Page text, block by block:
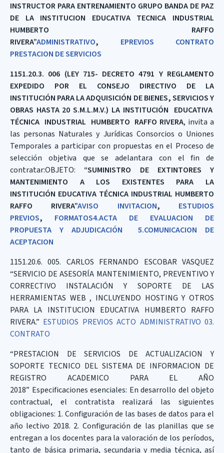
INSTRUCTOR PARA ENTRENAMIENTO GRUPO BANDA DE PAZ
DE LA INSTITUCION EDUCATIVA TECNICA INDUSTRIAL
HUMBERTO RAFFO
RIVERA”ADMINISTRATIVO, EPREVIOS
CONTRATO
PRESTACION DE SERVICIOS
1151.20.3. 006 (LEY 715- DECRETO 4791 Y REGLAMENTO
EXPEDIDO POR EL CONSEJO DIRECTIVO DE LA
INSTITUCIÓN PARA LA ADQUISICIÓN DE BIENES, SERVICIOS Y
OBRAS HASTA 20 S.M.L.M.V.) LA INSTITUCIÓN EDUCATIVA
TÉCNICA INDUSTRIAL HUMBERTO RAFFO RIVERA, invita a
las personas Naturales y Jurídicas Consorcios o Uniones
Temporales a participar con propuestas en el Proceso de
selección objetiva que se adelantara con el fin de
contratar:OBJETO: “SUMINISTRO DE EXTINTORES Y
MANTENIMIENTO A LOS EXISTENTES PARA LA
INSTITUCIÓN EDUCATIVA TÉCNICA INDUSTRIAL HUMBERTO
RAFFO RIVERA”AVISO INVITACION, ESTUDIOS
PREVIOS, FORMATOS4.ACTA DE EVALUACION DE
PROPUESTA Y ADJUDICACIÓN
5.COMUNICACION DE
ACEPTACION
1151.20.6. 005. CARLOS FERNANDO ESCOBAR VASQUEZ
“SERVICIO DE ASESORÍA MANTENIMIENTO, PREVENTIVO Y
CORRECTIVO INSTALACIÓN Y SOPORTE DE LAS
HERRAMIENTAS WEB , INCLUYENDO HOSTING Y OTROS
PARA LA INSTITUCION EDUCATIVA HUMBERTO RAFFO
RIVERA.” ESTUDIOS PREVIOS ACTO ADMINISTRATIVO 03.
CONTRATO
“PRESTACION DE SERVICIOS DE ACTUALIZACION Y
SOPORTE TECNICO DEL SISTEMA DE INFORMACION DE
REGISTRO ACADEMICO PARA EL AÑO
2018” Especificaciones esenciales: En desarrollo del objeto
contractual, el contratista realizará las siguientes
obligaciones: 1. Configuración de las bases de datos para el
año lectivo 2018. 2. Configuración de las planillas que se
entregan a los docentes para la valoración de los períodos,
tanto de básica primaria, secundaria y media técnica, así